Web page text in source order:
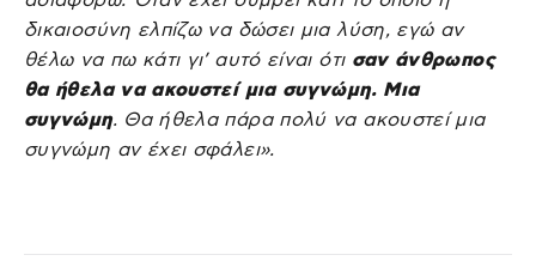
δικαιοσύνη ελπίζω να δώσει μια λύση, εγώ αν
θέλω να πω κάτι γι’ αυτό είναι ότι σαν άνθρωπος
θα ήθελα να ακουστεί μια συγνώμη. Μια
συγνώμη. Θα ήθελα πάρα πολύ να ακουστεί μια
συγνώμη αν έχει σφάλει».